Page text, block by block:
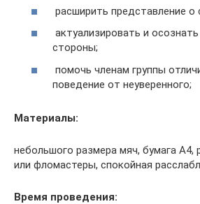
расширить представление о
актуализировать и
стороны;
помочь членам группы
поведение от неуверенного;
Материалы:
небольшого размера мяч, бумага А4,
или фломастеры, спокойная
Время проведения: